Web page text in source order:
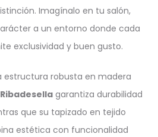
Imagínalo en tu salón,
a un entorno donde cada
exclusividad y buen gusto.
estructura robusta en madera
garantiza durabilidad
que su tapizado en tejido
estética con funcionalidad